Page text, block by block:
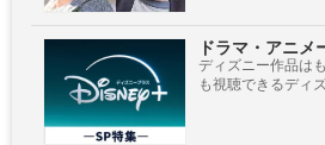
ドラマ・アニメ
ディズニー作品は
も視聴できるディ